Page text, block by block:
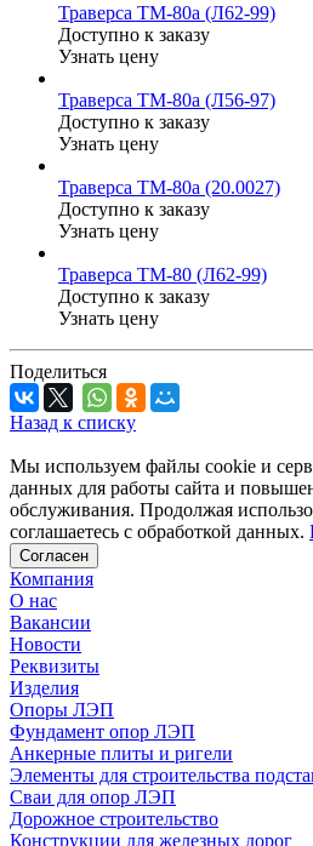
Траверса ТМ-80а (Л62-99)
Доступно к заказу
Узнать цену
Траверса ТМ-80а (Л56-97)
Доступно к заказу
Узнать цену
Траверса ТМ-80а (20.0027)
Доступно к заказу
Узнать цену
Траверса ТМ-80 (Л62-99)
Доступно к заказу
Узнать цену
Поделиться
Назад к списку
Мы используем файлы cookie и
данных для работы сайта и
обслуживания. Продолжая
соглашаетесь с обработкой данных.
Согласен
Компания
О нас
Вакансии
Новости
Реквизиты
Изделия
Опоры ЛЭП
Фундамент опор ЛЭП
Анкерные плиты и ригели
Элементы для строительства
Сваи для опор ЛЭП
Дорожное строительство
Конструкции для железных дорог